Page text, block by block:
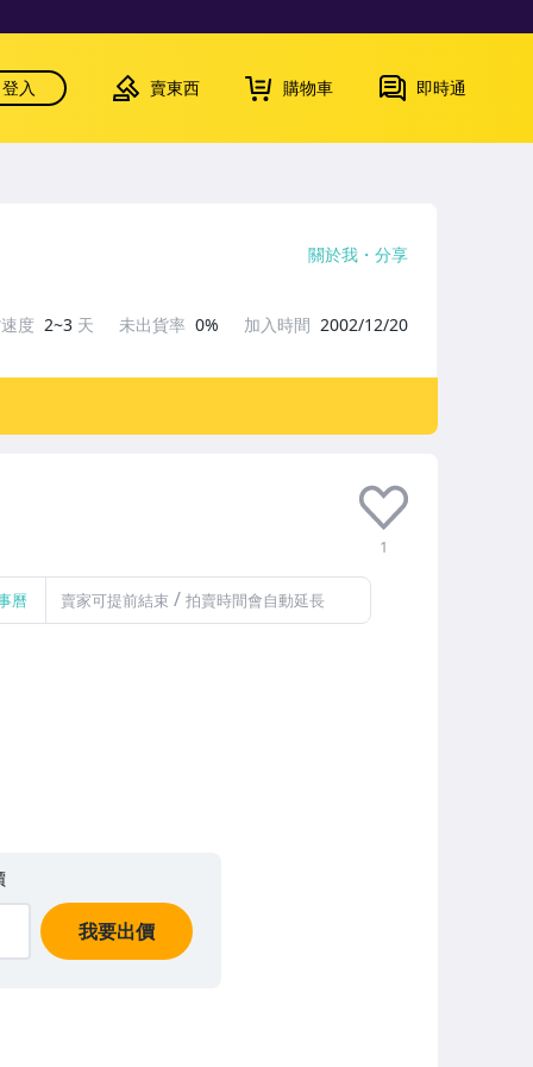
登入 賣東西 購物車 即時通
1
曆 賣家可提前結束 / 拍賣時間會自動延長
我要出價
關於我 分享
度 2~3 天 未出貨率 0% 加入時間 2002/12/20